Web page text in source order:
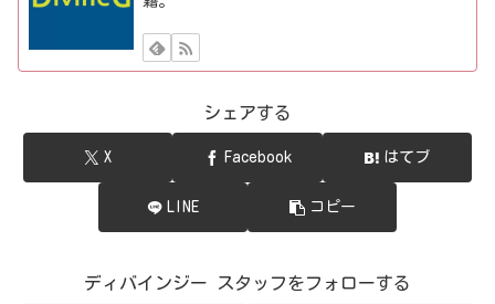
シェアする
X Facebook はてブ
LINE コピー
ディバインジー スタッフをフォローする